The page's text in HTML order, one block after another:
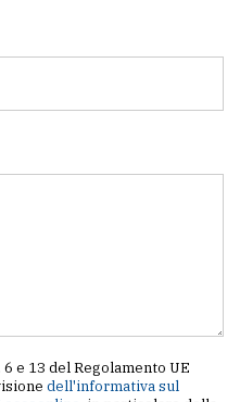
e 13 del Regolamento UE
dell'informativa sul